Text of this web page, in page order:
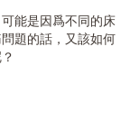
能是因爲不同的床
題的話，又該如何